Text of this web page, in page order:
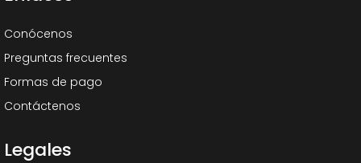
Conócenos
Preguntas frecuentes
Formas de pago
Contáctenos
Legales